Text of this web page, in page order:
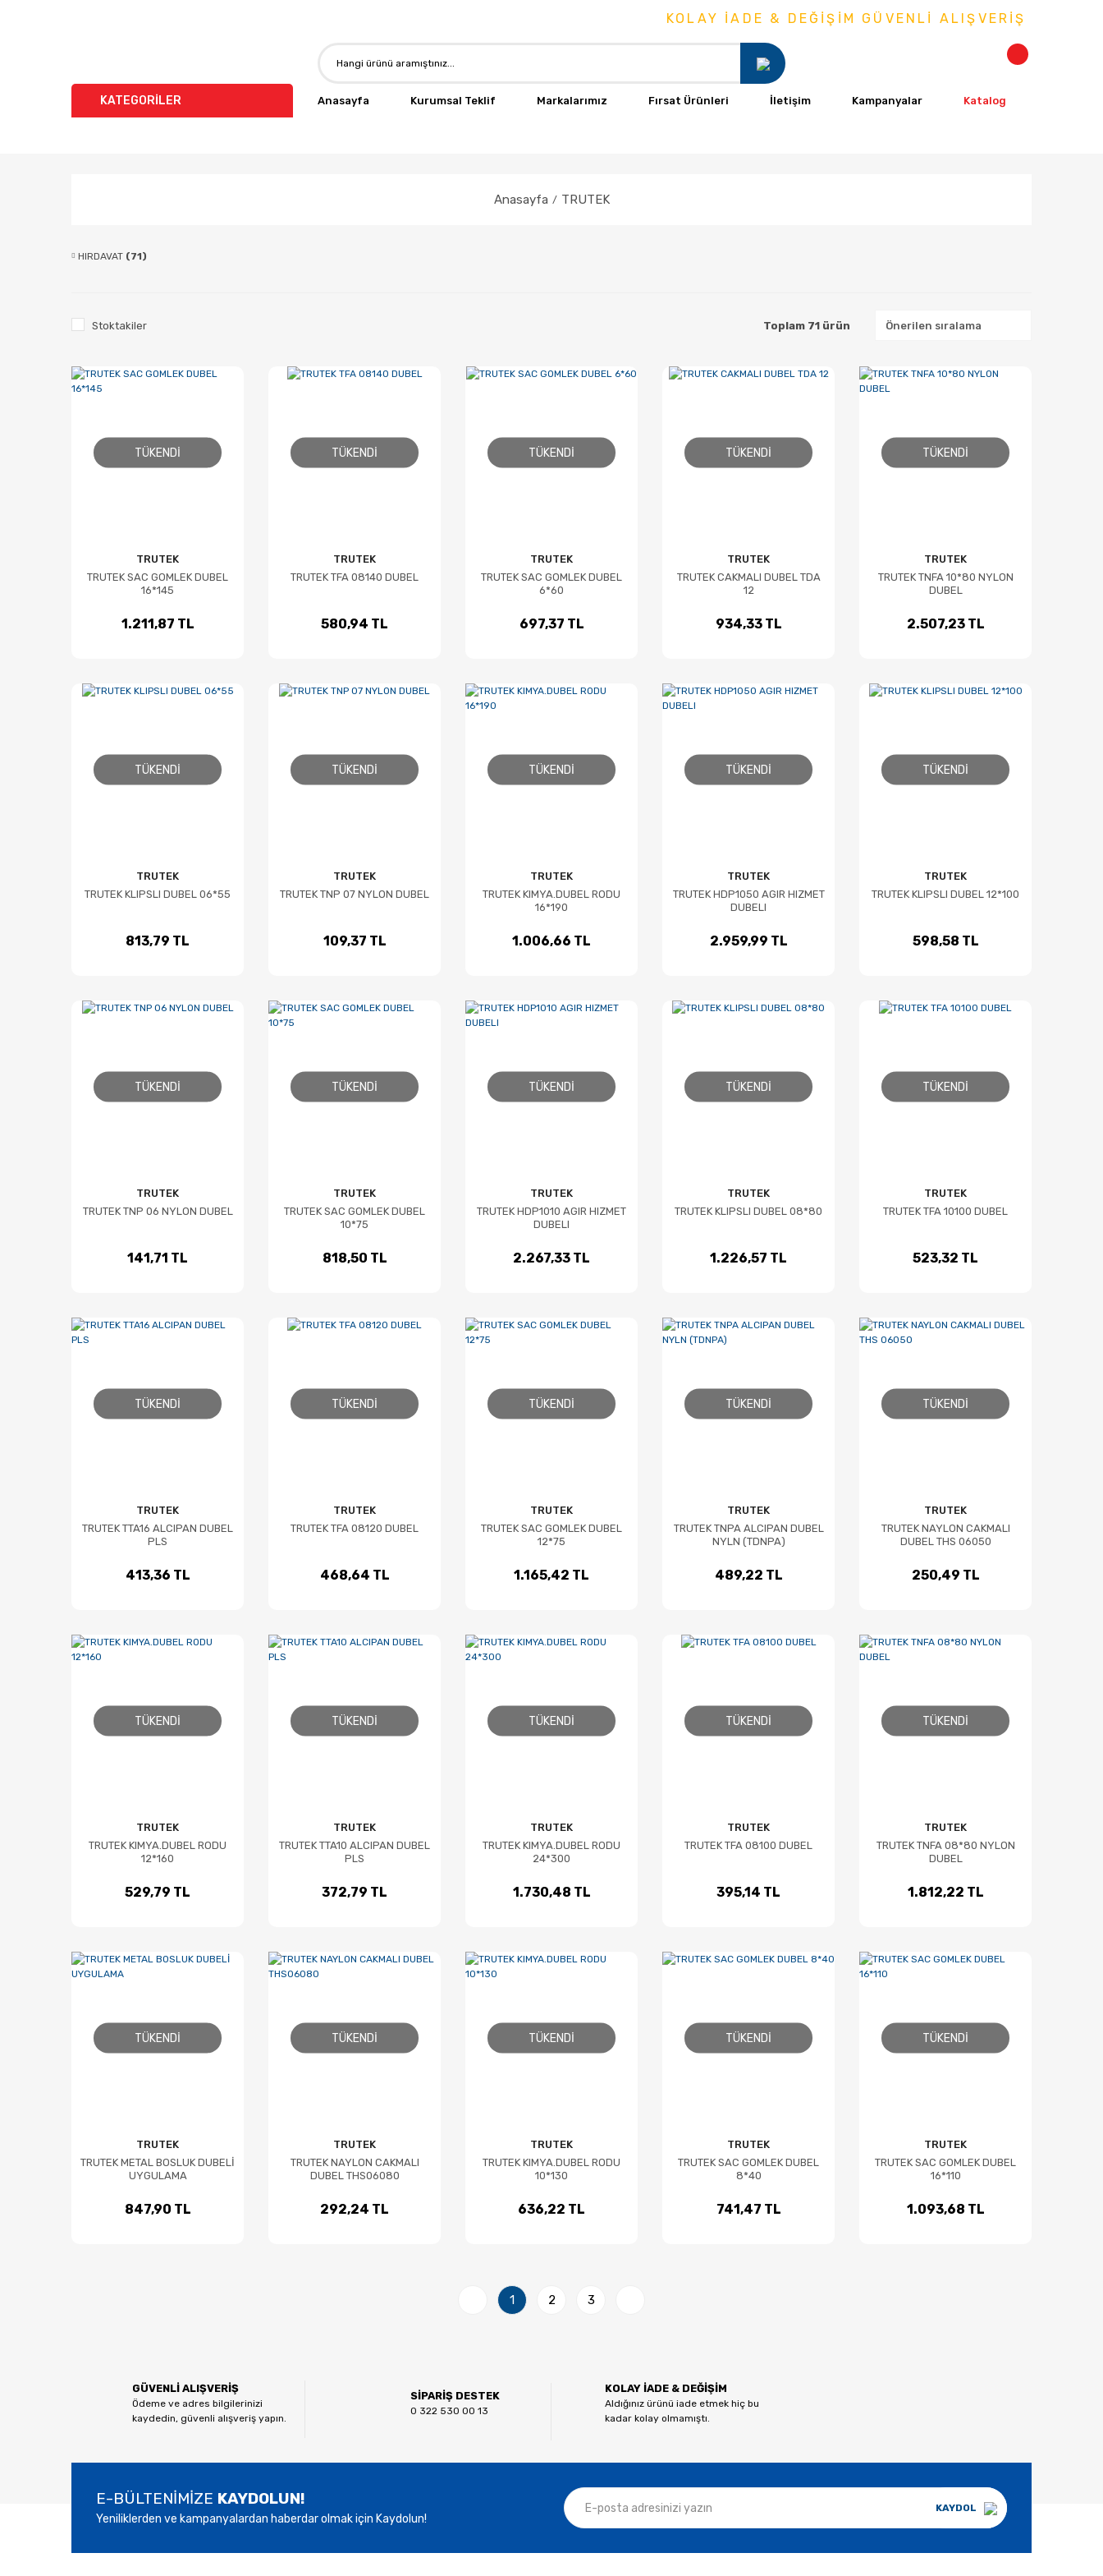
KOLAY İADE & DEĞİŞİM GÜVENLİ ALIŞVERİŞ
KATEGORİLER Anasayfa Kurumsal Teklif Markalarımız Fırsat Ürünleri İletişim Kampanyalar Katalog
Anasayfa TRUTEK
HIRDAVAT (71)
Stoktakiler Toplam 71 ürün
TÜKENDI
TRUTEK
TRUTEK SAC GOMLEK DUBEL
16*145
1.211,87 TL
TÜKENDI
TRUTEK
TRUTEK TFA 08140 DUBEL
580,94 TL
TÜKENDI
TRUTEK
TRUTEK SAC GOMLEK DUBEL
6*60
697,37 TL
TÜKENDI
TRUTEK
TRUTEK CAKMALI DUBEL TDA
12
934,33 TL
TÜKENDI
TRUTEK
TRUTEK TNFA 10*80 NYLON
DUBEL
2.507,23 TL
TÜKENDI
TRUTEK
TRUTEK KLIPSLI DUBEL 06*55
813,79 TL
TÜKENDI
TRUTEK
TRUTEK TNP 07 NYLON DUBEL
109,37 TL
TÜKENDI
TRUTEK
TRUTEK KIMYA.DUBEL RODU
16*190
1.006,66 TL
TÜKENDI
TRUTEK
TRUTEK HDP1050 AGIR HIZMET
DUBELI
2.959,99 TL
TÜKENDI
TRUTEK
TRUTEK KLIPSLI DUBEL 12*100
598,58 TL
TÜKENDI
TRUTEK
TRUTEK TNP 06 NYLON DUBEL
141,71 TL
TÜKENDI
TRUTEK
TRUTEK SAC GOMLEK DUBEL
10*75
818,50 TL
TÜKENDI
TRUTEK
TRUTEK HDP1010 AGIR HIZMET
DUBELI
2.267,33 TL
TÜKENDI
TRUTEK
TRUTEK KLIPSLI DUBEL 08*80
1.226,57 TL
TÜKENDI
TRUTEK
TRUTEK TFA 10100 DUBEL
523,32 TL
TÜKENDI
TRUTEK
TRUTEK TTA16 ALCIPAN DUBEL
PLS
413,36 TL
TÜKENDI
TRUTEK
TRUTEK TFA 08120 DUBEL
468,64 TL
TÜKENDI
TRUTEK
TRUTEK SAC GOMLEK DUBEL
12*75
1.165,42 TL
TÜKENDI
TRUTEK
TRUTEK TNPA ALCIPAN DUBEL
NYLN (TDNPA)
489,22 TL
TÜKENDI
TRUTEK
TRUTEK NAYLON CAKMALI
DUBEL THS 06050
250,49 TL
TÜKENDI
TRUTEK
TRUTEK KIMYA.DUBEL RODU
12*160
529,79 TL
TÜKENDI
TRUTEK
TRUTEK TTA10 ALCIPAN DUBEL
PLS
372,79 TL
TÜKENDI
TRUTEK
TRUTEK KIMYA.DUBEL RODU
24*300
1.730,48 TL
TÜKENDI
TRUTEK
TRUTEK TFA 08100 DUBEL
395,14 TL
TÜKENDI
TRUTEK
TRUTEK TNFA 08*80 NYLON
DUBEL
1.812,22 TL
TÜKENDI
TRUTEK
TRUTEK METAL BOSLUK DUBELİ
UYGULAMA
847,90 TL
TÜKENDI
TRUTEK
TRUTEK NAYLON CAKMALI
DUBEL THS06080
292,24 TL
TÜKENDI
TRUTEK
TRUTEK KIMYA.DUBEL RODU
10*130
636,22 TL
TÜKENDI
TRUTEK
TRUTEK SAC GOMLEK DUBEL
8*40
741,47 TL
TÜKENDI
TRUTEK
TRUTEK SAC GOMLEK DUBEL
16*110
1.093,68 TL
1 2 3
GÜVENLİ ALIŞVERİŞ
Ödeme ve adres bilgilerinizi
kaydedin, güvenli alışveriş yapın.
SİPARİŞ DESTEK
0 322 530 00 13
KOLAY İADE & DEĞİŞİM
Aldığınız ürünü iade etmek hiç bu
kadar kolay olmamıştı.
E-BÜLTENİMİZE KAYDOLUN!
Yeniliklerden ve kampanyalardan haberdar olmak için Kaydolun!
KAYDOL